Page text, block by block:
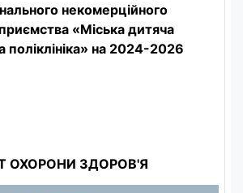
некомерційного
«Міська дитяча
поліклініка» на 2024-2026
ОХОРОНИ ЗДОРОВ'Я